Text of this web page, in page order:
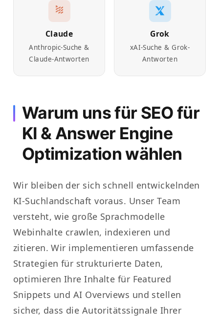
Claude
Anthropic-Suche &
Claude-Antworten
Grok
xAI-Suche & Grok-
Antworten
Warum uns für SEO für
KI & Answer Engine
Optimization wählen
Wir bleiben der sich schnell entwickelnden
KI-Suchlandschaft voraus. Unser Team
versteht, wie große Sprachmodelle
Webinhalte crawlen, indexieren und
zitieren. Wir implementieren umfassende
Strategien für strukturierte Daten,
optimieren Ihre Inhalte für Featured
Snippets und AI Overviews und stellen
sicher, dass die Autoritätssignale Ihrer